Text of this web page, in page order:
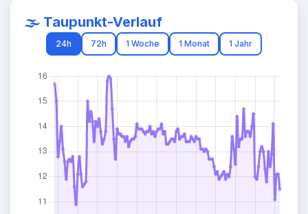
🌫️ Taupunkt-Verlauf
24h 72h 1 Woche 1 Monat 1 Jahr